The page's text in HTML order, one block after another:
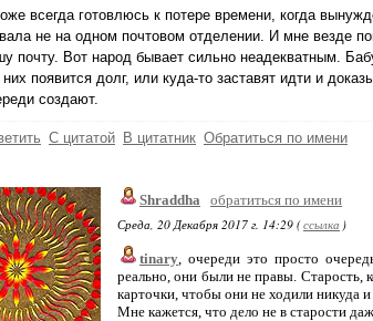
всегда готовлюсь к потере времени, когда
не на одном почтовом отделении. И мне везде
почту. Вот народ бывает сильно неадекватным.
появится долг, или куда-то заставят идти и
создают.
С цитатой В цитатник Обратиться по имени
Shraddha
обратиться по имени
Среда, 20 Декабря 2017 г. 14:29 (ссылка )
tinary, очереди это просто
реально, они были не правы. Старость,
карточки, чтобы они не ходили никуда
Мне кажется, что дело не в старости